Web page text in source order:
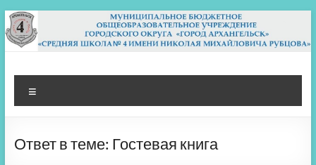
Перейти
к
содержимому
МБОУ СШ 4
Архангельск
Ответ в теме: Гостевая книга